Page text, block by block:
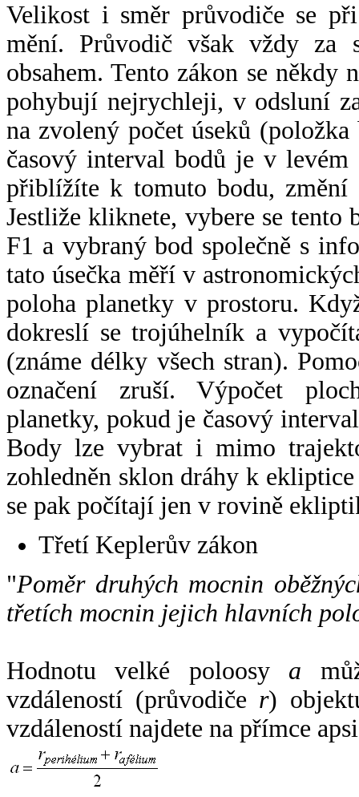
Velikost i směr průvodiče se
mění. Průvodič však vždy za
obsahem. Tento zákon se někdy
pohybují nejrychleji, v odsluní
na zvolený počet úseků
časový interval bodů je v
přiblížíte k tomuto bodu,
Jestliže kliknete, vybere se tento
F1 a vybraný bod společně s
tato úsečka měří v
poloha planetky v prostoru.
dokreslí se trojúhelník a
(známe délky všech stran).
označení zruší. Výpočet
planetky, pokud je časový
Body lze vybrat i mimo
zohledněn sklon dráhy k
se pak počítají jen v rovině
Třetí Keplerův zákon
"Poměr druhých mocnin
třetích mocnin jejich hlavních
Hodnotu velké poloosy a
vzdáleností (průvodiče r)
vzdáleností najdete na přímce